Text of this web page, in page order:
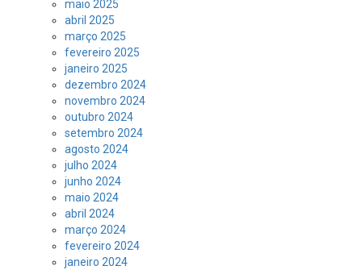
maio 2025
abril 2025
março 2025
fevereiro 2025
janeiro 2025
dezembro 2024
novembro 2024
outubro 2024
setembro 2024
agosto 2024
julho 2024
junho 2024
maio 2024
abril 2024
março 2024
fevereiro 2024
janeiro 2024